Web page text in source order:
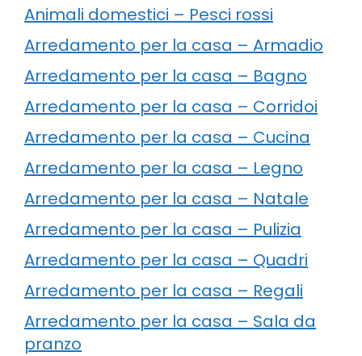
Animali domestici – Pesci rossi
Arredamento per la casa – Armadio
Arredamento per la casa – Bagno
Arredamento per la casa – Corridoi
Arredamento per la casa – Cucina
Arredamento per la casa – Legno
Arredamento per la casa – Natale
Arredamento per la casa – Pulizia
Arredamento per la casa – Quadri
Arredamento per la casa – Regali
Arredamento per la casa – Sala da
pranzo